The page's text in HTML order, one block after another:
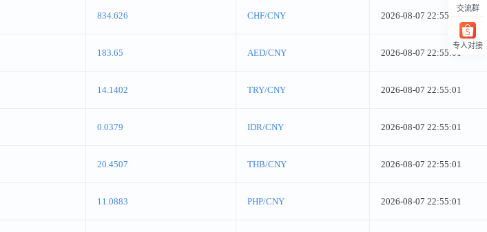
834.626 CHF/CNY 2026-08-07 22:55:01
183.65 AED/CNY 2026-08-07 22:55:01
14.1402 TRY/CNY 2026-08-07 22:55:01
0.0379 IDR/CNY 2026-08-07 22:55:01
20.4507 THB/CNY 2026-08-07 22:55:01
11.0883 PHP/CNY 2026-08-07 22:55:01
交流群
专人对接
回顶部